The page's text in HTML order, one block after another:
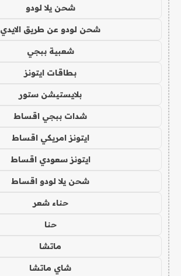
شحن يلا لودو
شحن لودو عن طريق الايدي
شعبية ببجي
بطاقات ايتونز
بلايستيشن ستور
شدات ببجي اقساط
ايتونز امريكي اقساط
ايتونز سعودي اقساط
شحن يلا لودو اقساط
حناء شعر
حنا
ماتشا
شاي ماتشا